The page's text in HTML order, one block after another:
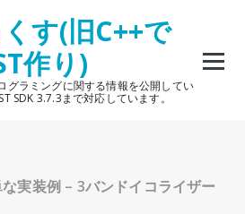
す(旧C++で
作り)
グラミングに関する情報を公開してい
SDK 3.7.3まで対応しています。
実装例 – 3バンドイコライザー